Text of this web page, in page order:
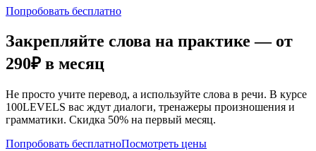
Попробовать бесплатно
Закрепляйте слова на практике — от
290₽ в месяц
Не просто учите перевод, а используйте слова в речи. В курсе
100LEVELS вас ждут диалоги, тренажеры произношения и
грамматики. Скидка 50% на первый месяц.
Попробовать бесплатноПосмотреть цены